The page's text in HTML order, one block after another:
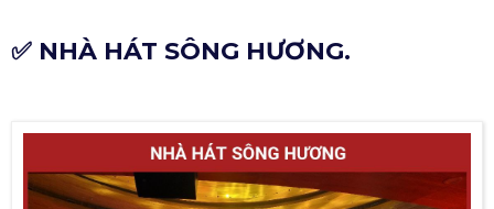
✅ NHÀ HÁT SÔNG HƯƠNG.